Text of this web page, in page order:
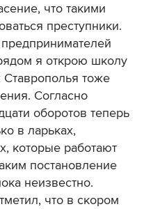
что такими
преступники.
я открою школу
Ставрополья тоже
Согласно
оборотов теперь
в ларьках,
которые работают
постановление
неизвестно.
что в скором